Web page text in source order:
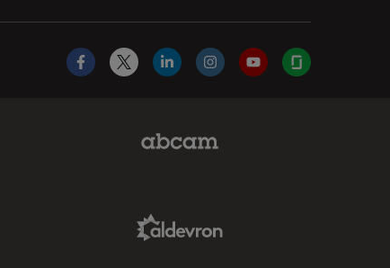
Facebook
X LinkedInInstagramYouTubeGlassdoor